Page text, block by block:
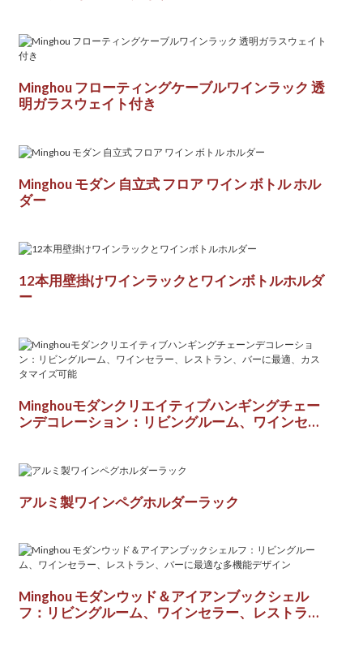
Minghou フローティングケーブルワインラック 透
明ガラスウェイト付き
Minghou モダン 自立式 フロア ワイン ボトル ホル
ダー
12本用壁掛けワインラックとワインボトルホルダ
ー
Minghouモダンクリエイティブハンギングチェー
ンデコレーション：リビングルーム、ワインセラ
アルミ製ワインペグホルダーラック
Minghou モダンウッド＆アイアンブックシェル
フ：リビングルーム、ワインセラー、レストラ